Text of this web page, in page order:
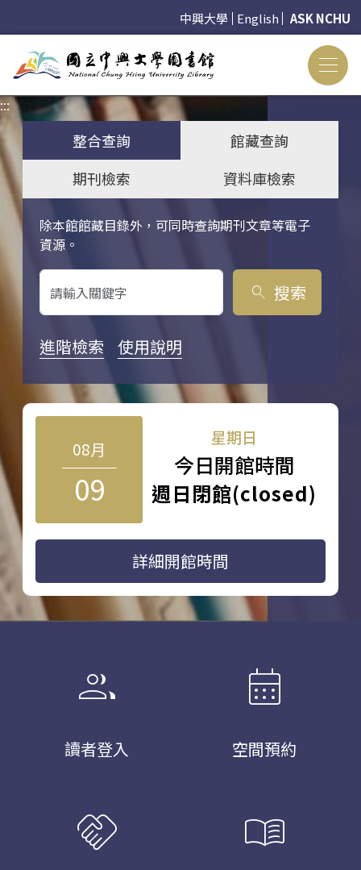
中興大學 English ASK NCHU
:::
整合查詢
館藏查詢
期刊檢索
資料庫檢索
除本館館藏目錄外，可同時查詢期刊文章等電子
資源。
關鍵字搜尋
search 搜索
進階檢索 使用說明
08月
09
星期日
今日開館時間
週日閉館(closed)
詳細開館時間
group
讀者登入
calendar_month
空間預約
handshake menu_book